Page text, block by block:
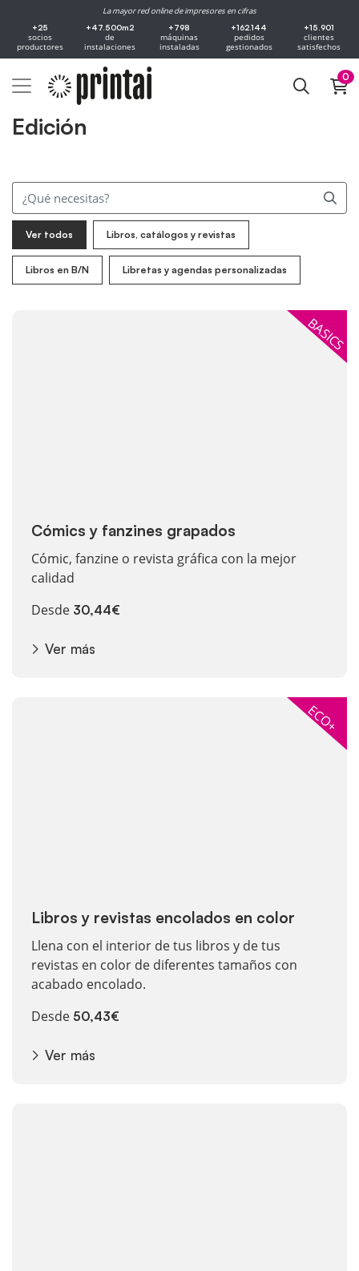
La mayor red online de impresores en cifras
+25
socios
productores
+47.500m2
de
instalaciones
+798
máquinas
instaladas
+162.144
pedidos
gestionados
+15.901
clientes
satisfechos
0
Edición
Ver todos Libros, catálogos y revistas
Libros en B/N Libretas y agendas personalizadas
BASICS
Cómics y fanzines grapados
Cómic, fanzine o revista gráfica con la mejor
calidad
Desde 30,44€
Ver más
ECO+
Libros y revistas encolados en color
Llena con el interior de tus libros y de tus
revistas en color de diferentes tamaños con
acabado encolado.
Desde 50,43€
Ver más